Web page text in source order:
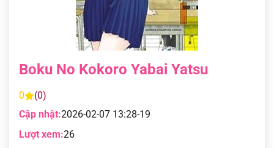
Boku No Kokoro Yabai Yatsu
0
(0)
Cập nhật:2026-02-07 13:28-19
Lượt xem:26